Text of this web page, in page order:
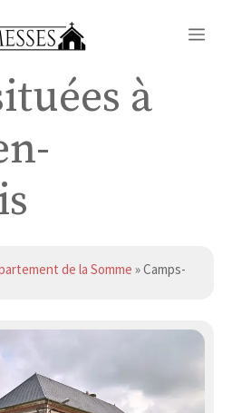
à
de la Somme » Camps-